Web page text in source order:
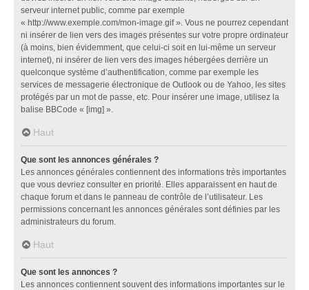
serveur internet public, comme par exemple
« http://www.exemple.com/mon-image.gif ». Vous ne pourrez cependant
ni insérer de lien vers des images présentes sur votre propre ordinateur
(à moins, bien évidemment, que celui-ci soit en lui-même un serveur
internet), ni insérer de lien vers des images hébergées derrière un
quelconque système d’authentification, comme par exemple les
services de messagerie électronique de Outlook ou de Yahoo, les sites
protégés par un mot de passe, etc. Pour insérer une image, utilisez la
balise BBCode « [img] ».
Haut
Que sont les annonces générales ?
Les annonces générales contiennent des informations très importantes
que vous devriez consulter en priorité. Elles apparaissent en haut de
chaque forum et dans le panneau de contrôle de l’utilisateur. Les
permissions concernant les annonces générales sont définies par les
administrateurs du forum.
Haut
Que sont les annonces ?
Les annonces contiennent souvent des informations importantes sur le